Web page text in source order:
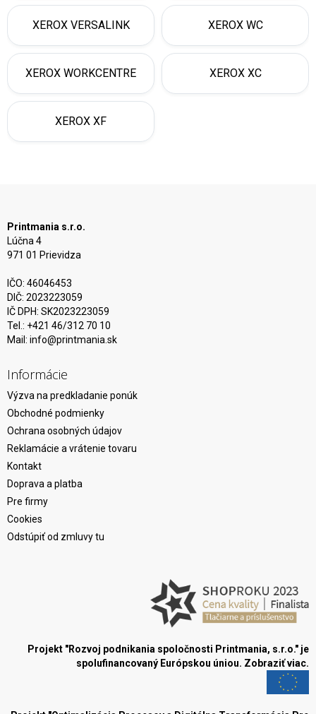
XEROX VERSALINK XEROX WC
XEROX WORKCENTRE XEROX XC
XEROX XF
Printmania s.r.o.
Lúčna 4
971 01 Prievidza
IČO: 46046453
DIČ: 2023223059
IČ DPH: SK2023223059
Tel.: +421 46/312 70 10
Mail: info@printmania.sk
Informácie
Výzva na predkladanie ponúk
Obchodné podmienky
Ochrana osobných údajov
Reklamácie a vrátenie tovaru
Kontakt
Doprava a platba
Pre firmy
Cookies
Odstúpiť od zmluvy tu
Projekt "Rozvoj podnikania spoločnosti Printmania, s.r.o." je
spolufinancovaný Európskou úniou. Zobraziť viac.